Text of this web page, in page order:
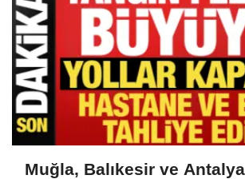
Muğla, Balıkesir ve